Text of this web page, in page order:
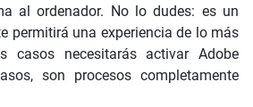
al ordenador. No lo dudes: es un
permitirá una experiencia de lo más
casos necesitarás activar Adobe
son procesos completamente